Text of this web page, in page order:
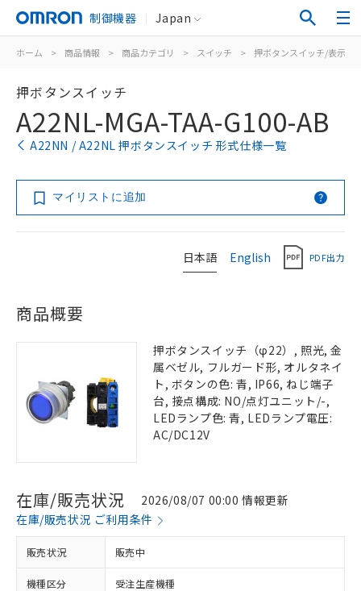
制御機器 Japan
ホーム > 商品情報 > 商品カテゴリ > スイッチ > 押ボタンスイッチ/表示灯
押ボタンスイッチ
A22NL-MGA-TAA-G100-AB
A22NN / A22NL 押ボタンスイッチ 形式仕様一覧
マイリストに追加
日本語 English PDF出力
商品概要
押ボタンスイッチ（φ22）, 照光, 金
属ベゼル, フルガード形, オルタネイ
ト, ボタンの色: 青, IP66, ねじ端子
台, 接点構成: NO/点灯ユニット/-,
LEDランプ色: 青, LEDランプ電圧:
AC/DC12V
在庫/販売状況
2026/08/07 00:00 情報更新
在庫/販売状況 ご利用条件
販売状況 販売中
機種区分 受注生産機種